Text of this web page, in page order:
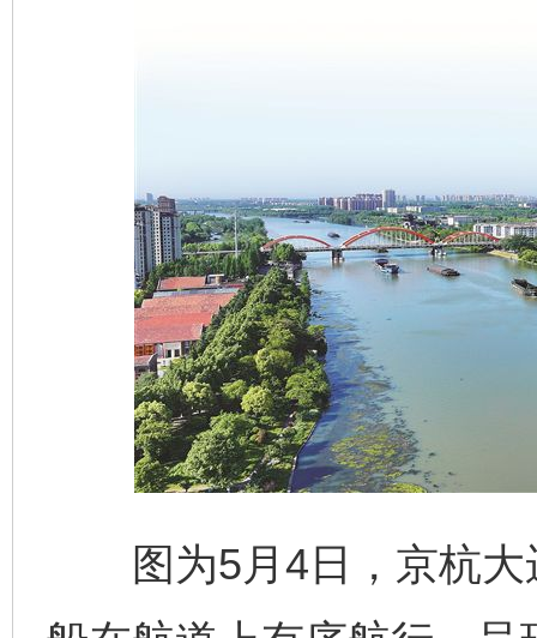
图为5月4日，京杭大